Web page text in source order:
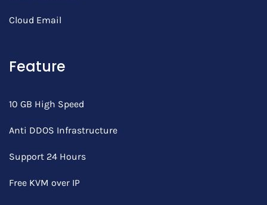
Cloud Email
Feature
10 GB High Speed
Anti DDOS Infrastructure
Support 24 Hours
Free KVM over IP